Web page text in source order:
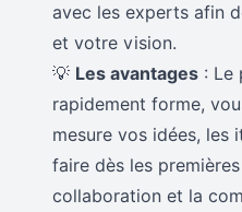
avec les experts afin
et votre vision.
💡 Les avantages : Le
rapidement forme,
mesure vos idées, les
faire dès les
collaboration et la